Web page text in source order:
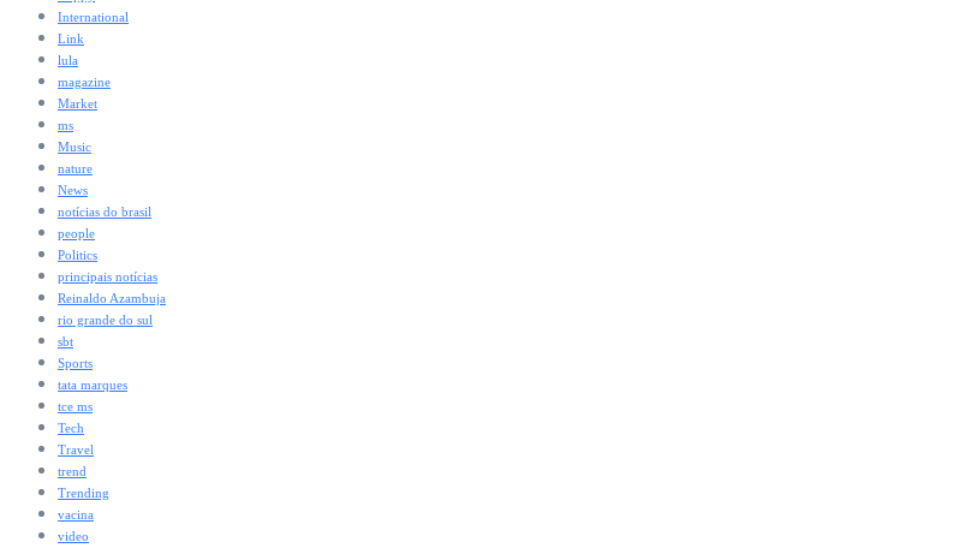
International
Link
lula
magazine
Market
ms
Music
nature
News
notícias do brasil
people
Politics
principais notícias
Reinaldo Azambuja
rio grande do sul
sbt
Sports
tata marques
tce ms
Tech
Travel
trend
Trending
vacina
video